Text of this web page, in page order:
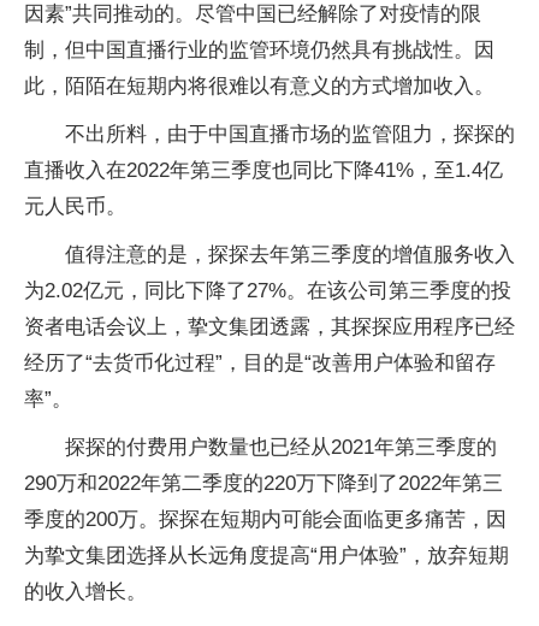
因素”共同推动的。尽管中国已经解除了对疫情的限
制，但中国直播行业的监管环境仍然具有挑战性。因
此，陌陌在短期内将很难以有意义的方式增加收入。
不出所料，由于中国直播市场的监管阻力，探探的
直播收入在2022年第三季度也同比下降41%，至1.4亿
元人民币。
值得注意的是，探探去年第三季度的增值服务收入
为2.02亿元，同比下降了27%。在该公司第三季度的投
资者电话会议上，挚文集团透露，其探探应用程序已经
经历了“去货币化过程”，目的是“改善用户体验和留存
率”。
探探的付费用户数量也已经从2021年第三季度的
290万和2022年第二季度的220万下降到了2022年第三
季度的200万。探探在短期内可能会面临更多痛苦，因
为挚文集团选择从长远角度提高“用户体验”，放弃短期
的收入增长。